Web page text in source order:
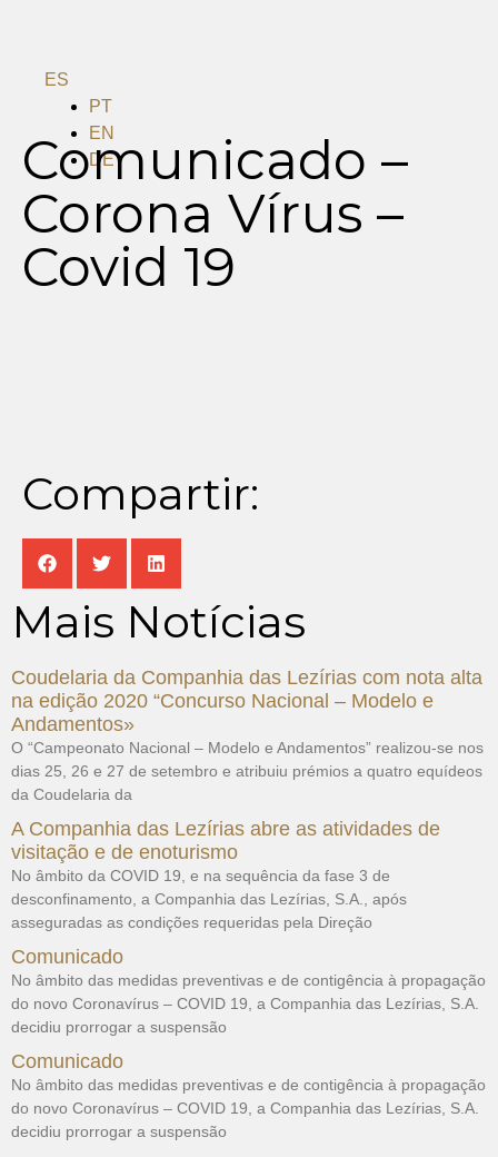
ES
PT
EN
DE
Menu
Comunicado –
Corona Vírus –
Covid 19
Compartir:
Mais Notícias
Coudelaria da Companhia das Lezírias com nota alta
na edição 2020 “Concurso Nacional – Modelo e
Andamentos»
O “Campeonato Nacional – Modelo e Andamentos” realizou-se nos
dias 25, 26 e 27 de setembro e atribuiu prémios a quatro equídeos
da Coudelaria da
A Companhia das Lezírias abre as atividades de
visitação e de enoturismo
No âmbito da COVID 19, e na sequência da fase 3 de
desconfinamento, a Companhia das Lezírias, S.A., após
asseguradas as condições requeridas pela Direção
Comunicado
No âmbito das medidas preventivas e de contigência à propagação
do novo Coronavírus – COVID 19, a Companhia das Lezírias, S.A.
decidiu prorrogar a suspensão
Comunicado
No âmbito das medidas preventivas e de contigência à propagação
do novo Coronavírus – COVID 19, a Companhia das Lezírias, S.A.
decidiu prorrogar a suspensão